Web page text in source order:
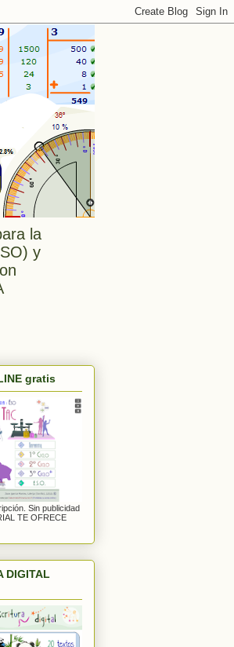
la
y
gratis
Sin publicidad
TE OFRECE
DIGITAL